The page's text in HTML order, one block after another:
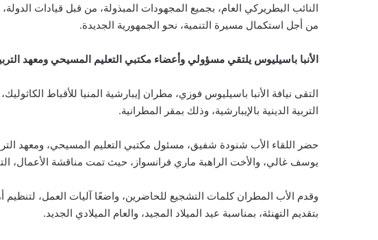
النائب البطريركي العام، بجميع المجهودات المبذولة، من قبل قيادات
من أجل استكمال مسيرة التنمية، نحو الجمهورية الجديدة.
الأنبا باسيليوس يلتقي مسؤولي وأعضاء مكتبي التعليم المسيحي ومعهد التربية
التقى نيافة الأنبا باسيليوس فوزي، مطران إيبارشية المنيا للأقباط
التربية الدينية بالإيبارشية، وذلك بمقر المطرانية.
حضر اللقاء الأب شنودة شفيق، مسئول مكتبي التعليم المسيحي، ومعهد
يوسف غالي، والأخت الراهبة ماري فرانسواز، حيث تمت مناقشة الأعمال،
وقدم الأب المطران كلمات التشجيع للحاضرين، واضعًا آليات العمل، لتنظيم
بتقديم التهنئة، بمناسبة عيد الميلاد المجيد، والعام الميلادي الجديد.